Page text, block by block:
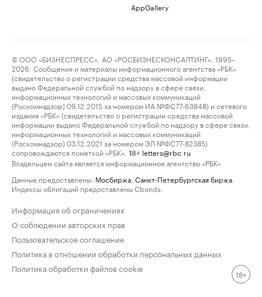
AppGallery
© ООО «БИЗНЕСПРЕСС», АО «РОСБИЗНЕСКОНСАЛТИНГ», 1995–
2026. Сообщения и материалы информационного агентства «РБК»
(свидетельство о регистрации средства массовой информации
выдано Федеральной службой по надзору в сфере связи,
информационных технологий и массовых коммуникаций
(Роскомнадзор) 09.12.2015 за номером ИА №ФС77-63848) и сетевого
издания «РБК» (свидетельство о регистрации средства массовой
информации выдано Федеральной службой по надзору в сфере связи,
информационных технологий и массовых коммуникаций
(Роскомнадзор) 03.12.2021 за номером ЭЛ №ФС77-82385)
сопровождаются пометкой «РБК».
18+ letters@rbc.ru
Владельцем сайта является информационное агентство «РБК».
Данные предоставлены: Мосбиржа Санкт-Петербургская биржа
Индексы облигаций предоставлены Cbonds.
Информация об ограничениях
О соблюдении авторских прав
Пользовательское соглашение
Политика в отношении обработки персональных данных
Политика обработки файлов cookie
18+